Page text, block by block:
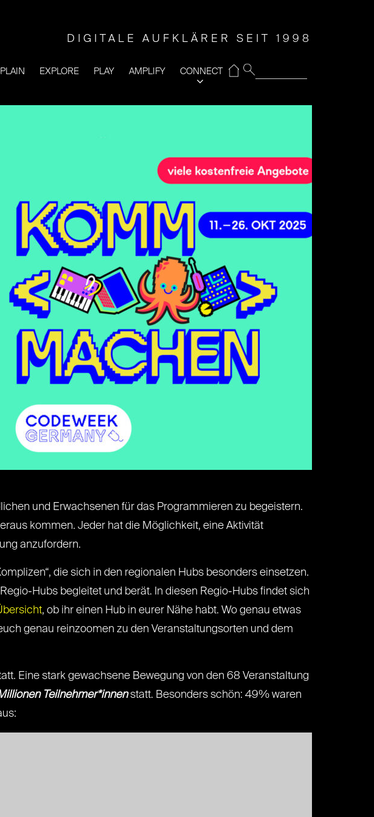
DIGITALE AUFKLÄRER SEIT 1998
EXPLORE PLAY AMPLIFY CONNECT
⌂
und Erwachsenen für das Programmieren zu begeistern.
kommen. Jeder hat die Möglichkeit, eine Aktivität
anzufordern.
die sich in den regionalen Hubs besonders einsetzen.
Hubs begleitet und berät. In diesen Regio-Hubs findet sich
, ob ihr einen Hub in eurer Nähe habt. Wo genau etwas
genau reinzoomen zu den Veranstaltungsorten und dem
Eine stark gewachsene Bewegung von den 68 Veranstaltung
Teilnehmer*innenstatt. Besonders schön: 49% waren